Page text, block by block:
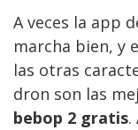
A veces la app
marcha bien, y
las otras
dron son las
bebop 2 gratis.